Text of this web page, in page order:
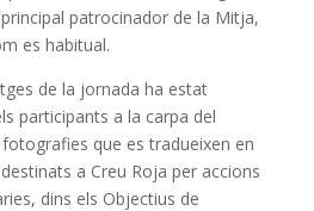
patrocinador de la Mitja,
es habitual.
de la jornada ha estat
participants a la carpa del
que es tradueixen en
a Creu Roja per accions
dins els Objectius de